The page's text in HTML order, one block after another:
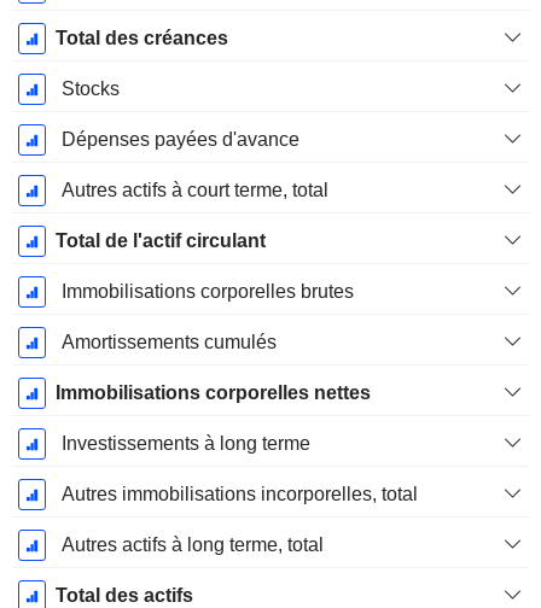
Total des créances
Stocks
Dépenses payées d'avance
Autres actifs à court terme, total
Total de l'actif circulant
Immobilisations corporelles brutes
Amortissements cumulés
Immobilisations corporelles nettes
Investissements à long terme
Autres immobilisations incorporelles, total
Autres actifs à long terme, total
Total des actifs